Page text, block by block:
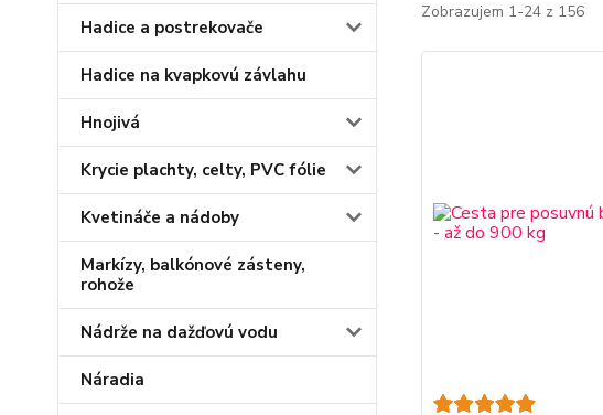
Hadice a postrekovače
Hadice na kvapkovú závlahu
Hnojivá
Krycie plachty, celty, PVC fólie
Kvetináče a nádoby
Markízy, balkónové zásteny,
rohože
Nádrže na dažďovú vodu
Náradia
Zobrazujem 1-24 z 156